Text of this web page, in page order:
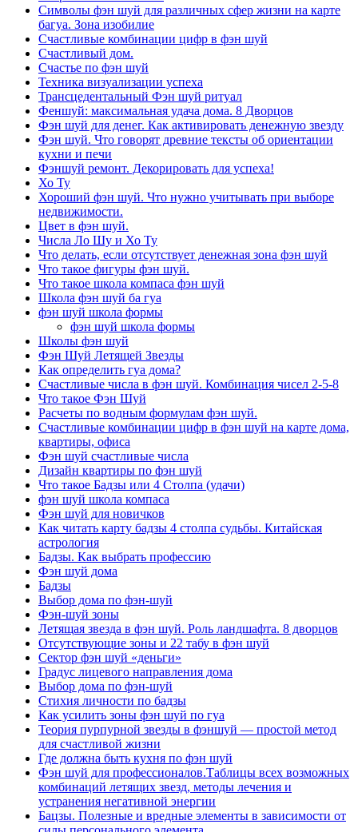
Символы фэн шуй для различных сфер жизни на карте
багуа. Зона изобилие
Счастливые комбинации цифр в фэн шуй
Счастливый дом.
Счастье по фэн шуй
Техника визуализации успеха
Трансцедентальный Фэн шуй ритуал
Феншуй: максимальная удача дома. 8 Дворцов
Фэн шуй для денег. Как активировать денежную звезду
Фэн шуй. Что говорят древние тексты об ориентации
кухни и печи
Фэншуй ремонт. Декорировать для успеха!
Хо Ту
Хороший фэн шуй. Что нужно учитывать при выборе
недвижимости.
Цвет в фэн шуй.
Числа Ло Шу и Хо Ту
Что делать, если отсутствует денежная зона фэн шуй
Что такое фигуры фэн шуй.
Что такое школа компаса фэн шуй
Школа фэн шуй ба гуа
фэн шуй школа формы
фэн шуй школа формы
Школы фэн шуй
Фэн Шуй Летящей Звезды
Как определить гуа дома?
Счастливые числа в фэн шуй. Комбинация чисел 2-5-8
Что такое Фэн Шуй
Расчеты по водным формулам фэн шуй.
Счастливые комбинации цифр в фэн шуй на карте дома,
квартиры, офиса
Фэн шуй счастливые числа
Дизайн квартиры по фэн шуй
Что такое Бадзы или 4 Столпа (удачи)
фэн шуй школа компаса
Фэн шуй для новичков
Как читать карту бадзы 4 столпа судьбы. Китайская
астрология
Бадзы. Как выбрать профессию
Фэн шуй дома
Бадзы
Выбор дома по фэн-шуй
Фэн-шуй зоны
Летящая звезда в фэн шуй. Роль ландшафта. 8 дворцов
Отсутствующие зоны и 22 табу в фэн шуй
Сектор фэн шуй «деньги»
Градус лицевого направления дома
Выбор дома по фэн-шуй
Стихия личности по бадзы
Как усилить зоны фэн шуй по гуа
Теория пурпурной звезды в фэншуй — простой метод
для счастливой жизни
Где должна быть кухня по фэн шуй
Фэн шуй для профессионалов.Таблицы всех возможных
комбинаций летящих звезд, методы лечения и
устранения негативной энергии
Бацзы. Полезные и вредные элементы в зависимости от